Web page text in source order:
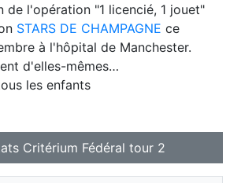
de l'opération "1 licencié, 1 jouet"
STARS DE CHAMPAGNE ce
à l'hôpital de Manchester.
d'elles-mêmes…
les enfants
Critérium Fédéral tour 2